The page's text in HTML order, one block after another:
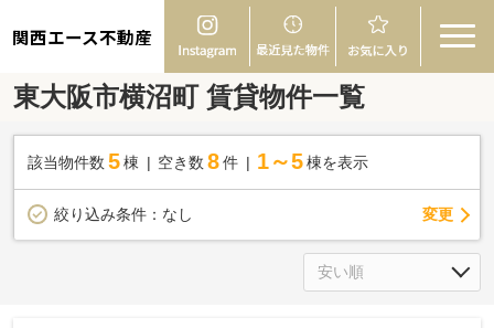
関西エース不動産
東大阪市横沼町 賃貸物件一覧
該当物件数 5棟 空き数 8 件 1～5 棟を表示
絞り込み条件： なし 変更